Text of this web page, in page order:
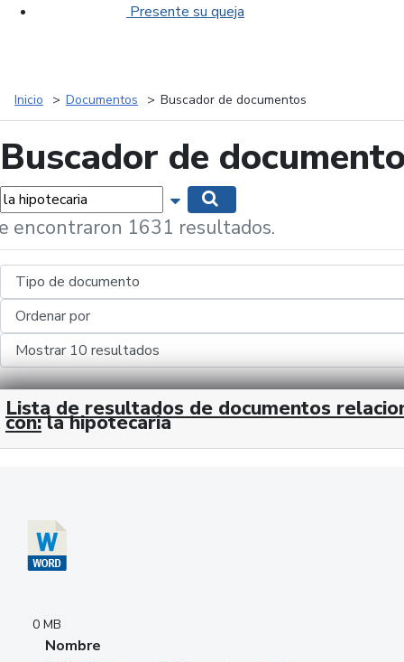
Presente su queja
Inicio Documentos Buscador de documentos
Buscador de
Mostrar opciones de búsqueda
encontraron 1631 resultados.
Lista de resultados de documentos
con: la hipotecaria
0 MB
Nombre